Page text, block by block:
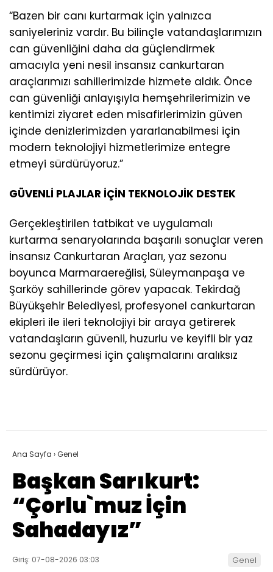
“Bazen bir canı kurtarmak için yalnızca
saniyeleriniz vardır. Bu bilinçle vatandaşlarımızın
can güvenliğini daha da güçlendirmek
amacıyla yeni nesil insansız cankurtaran
araçlarımızı sahillerimizde hizmete aldık. Önce
can güvenliği anlayışıyla hemşehrilerimizin ve
kentimizi ziyaret eden misafirlerimizin güven
içinde denizlerimizden yararlanabilmesi için
modern teknolojiyi hizmetlerimize entegre
etmeyi sürdürüyoruz.”
GÜVENLİ PLAJLAR İÇİN TEKNOLOJİK DESTEK
Gerçekleştirilen tatbikat ve uygulamalı
kurtarma senaryolarında başarılı sonuçlar veren
İnsansız Cankurtaran Araçları, yaz sezonu
boyunca Marmaraereğlisi, Süleymanpaşa ve
Şarköy sahillerinde görev yapacak. Tekirdağ
Büyükşehir Belediyesi, profesyonel cankurtaran
ekipleri ile ileri teknolojiyi bir araya getirerek
vatandaşların güvenli, huzurlu ve keyifli bir yaz
sezonu geçirmesi için çalışmalarını aralıksız
sürdürüyor.
Ana Sayfa ›Genel
Başkan Sarıkurt:
“Çorlu`muz İçin
Sahadayız”
Giriş: 07-08-2026 03:03 Genel